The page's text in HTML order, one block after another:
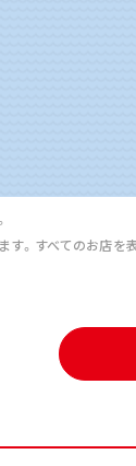
。すべてのお店を